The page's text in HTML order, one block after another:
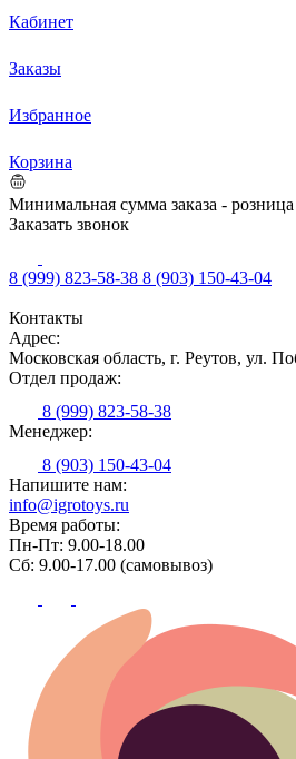
Кабинет
Заказы
Избранное
Корзина
Минимальная сумма заказа -
Заказать звонок
8 (999) 823-58-38 8 (903) 150-43-04
Контакты
Адрес:
Московская область, г. Реутов, ул.
Отдел продаж:
8 (999) 823-58-38
Менеджер:
8 (903) 150-43-04
Напишите нам:
info@igrotoys.ru
Время работы:
Пн-Пт: 9.00-18.00
Сб: 9.00-17.00 (самовывоз)